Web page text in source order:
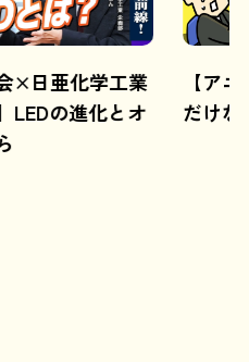
×日亜化学工業
LEDの進化とオ
【ア
だけ